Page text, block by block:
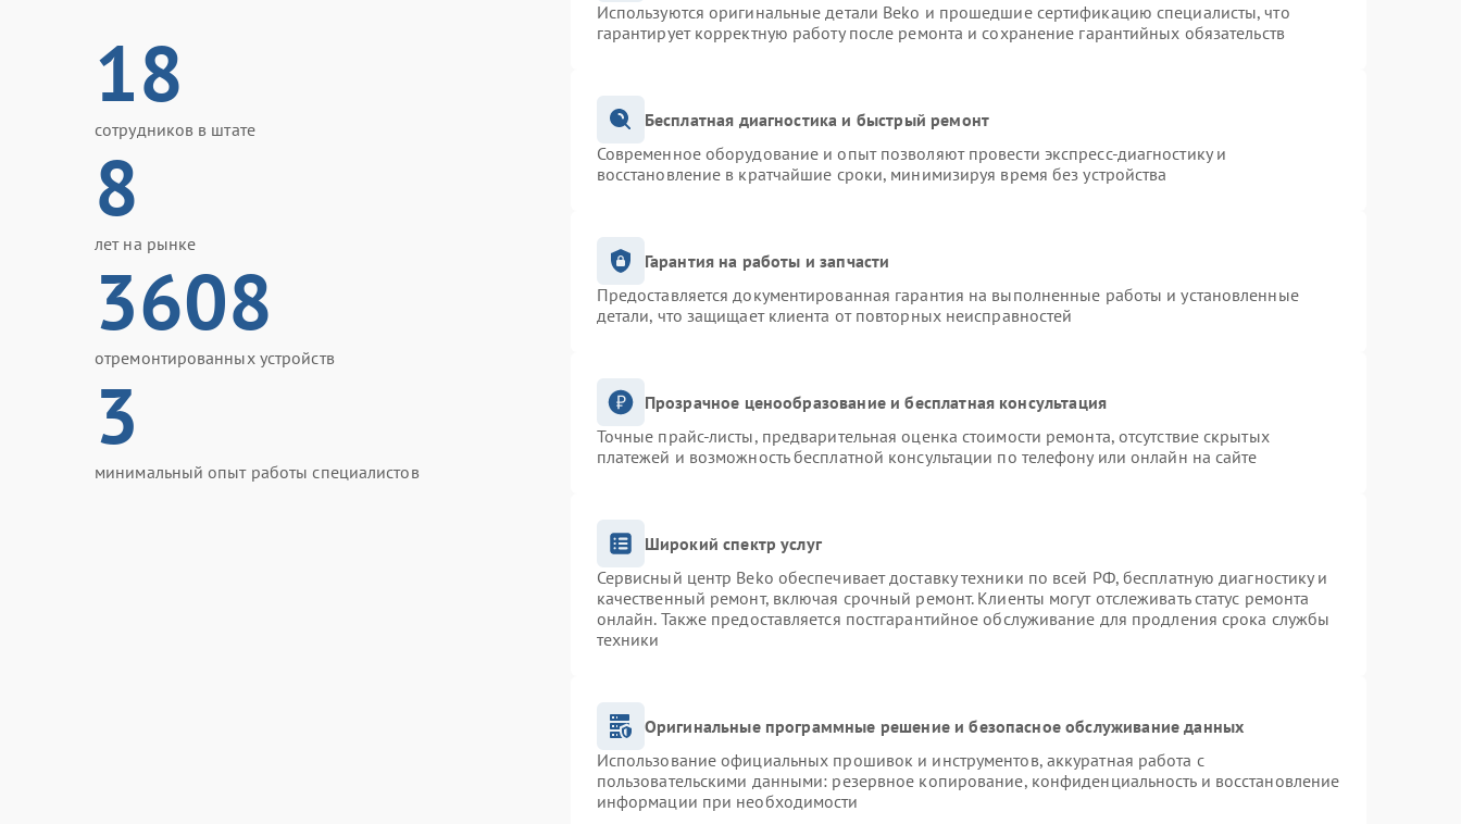
18
сотрудников в штате
8
лет на рынке
3608
отремонтированных устройств
3
минимальный опыт работы специалистов
Используются оригинальные детали Beko и прошедшие сертификацию специалисты, что
гарантирует корректную работу после ремонта и сохранение гарантийных обязательств
Бесплатная диагностика и быстрый ремонт
Современное оборудование и опыт позволяют провести экспресс-диагностику и
восстановление в кратчайшие сроки, минимизируя время без устройства
Гарантия на работы и запчасти
Предоставляется документированная гарантия на выполненные работы и установленные
детали, что защищает клиента от повторных неисправностей
Прозрачное ценообразование и бесплатная консультация
Точные прайс-листы, предварительная оценка стоимости ремонта, отсутствие скрытых
платежей и возможность бесплатной консультации по телефону или онлайн на сайте
Широкий спектр услуг
Сервисный центр Beko обеспечивает доставку техники по всей РФ, бесплатную диагностику и
качественный ремонт, включая срочный ремонт. Клиенты могут отслеживать статус ремонта
онлайн. Также предоставляется постгарантийное обслуживание для продления срока службы
техники
Оригинальные программные решение и безопасное обслуживание данных
Использование официальных прошивок и инструментов, аккуратная работа с
пользовательскими данными: резервное копирование, конфиденциальность и восстановление
информации при необходимости